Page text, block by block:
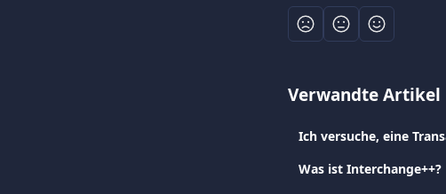
Verwandte Artikel
Was ist Interchange++?